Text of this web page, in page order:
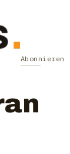
Abonnieren